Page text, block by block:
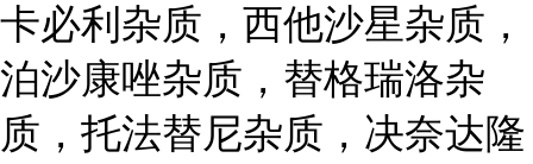
卡必利杂质，西他沙星杂质，
泊沙康唑杂质，替格瑞洛杂
质，托法替尼杂质，决奈达隆